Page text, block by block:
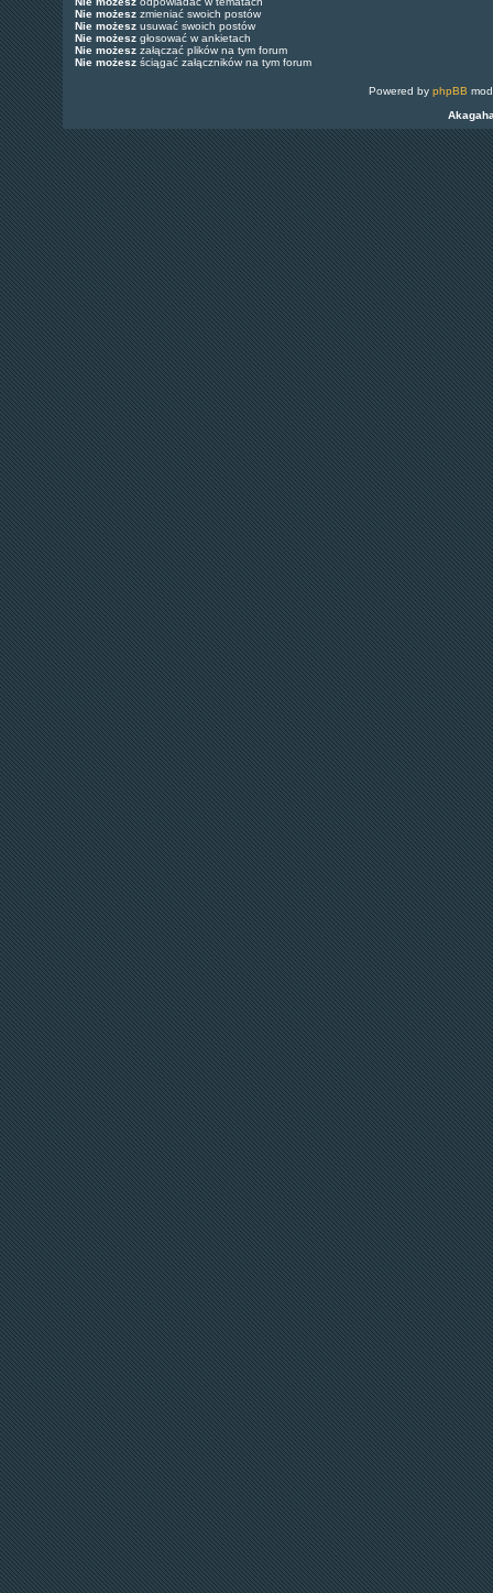
Nie możeszzmieniać swoich postów
Nie możeszusuwać swoich postów
Nie możeszgłosować w ankietach
Nie możeszzałączać plików na tym forum
Nie możeszściągać załączników na tym forum
Powered by phpBB